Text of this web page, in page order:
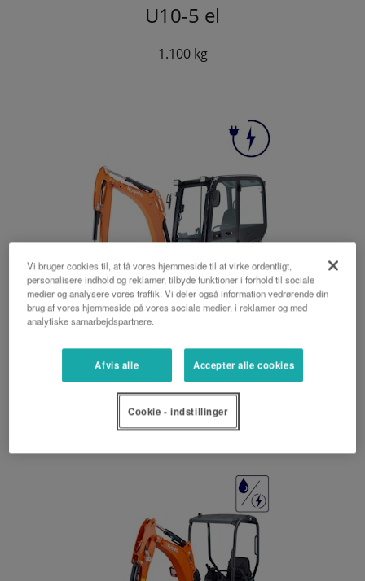
U10-5 el
1.100 kg
KX019-4e
1.890 kg
Vi bruger cookies til, at få vores hjemmeside til at virke ordentligt,
personalisere indhold og reklamer, tilbyde funktioner i forhold til sociale
medier og analysere vores traffik. Vi deler også information vedrørende din
brug af vores hjemmeside på vores sociale medier, i reklamer og med
analytiske samarbejdspartnere.
Afvis alle Accepter alle cookies
Cookie - indstillinger